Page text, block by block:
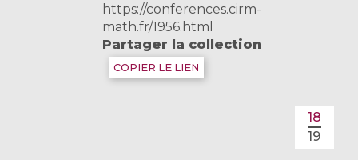
https://conferences.cirm-
math.fr/1956.html
Partager la collection
COPIER LE LIEN
18
19